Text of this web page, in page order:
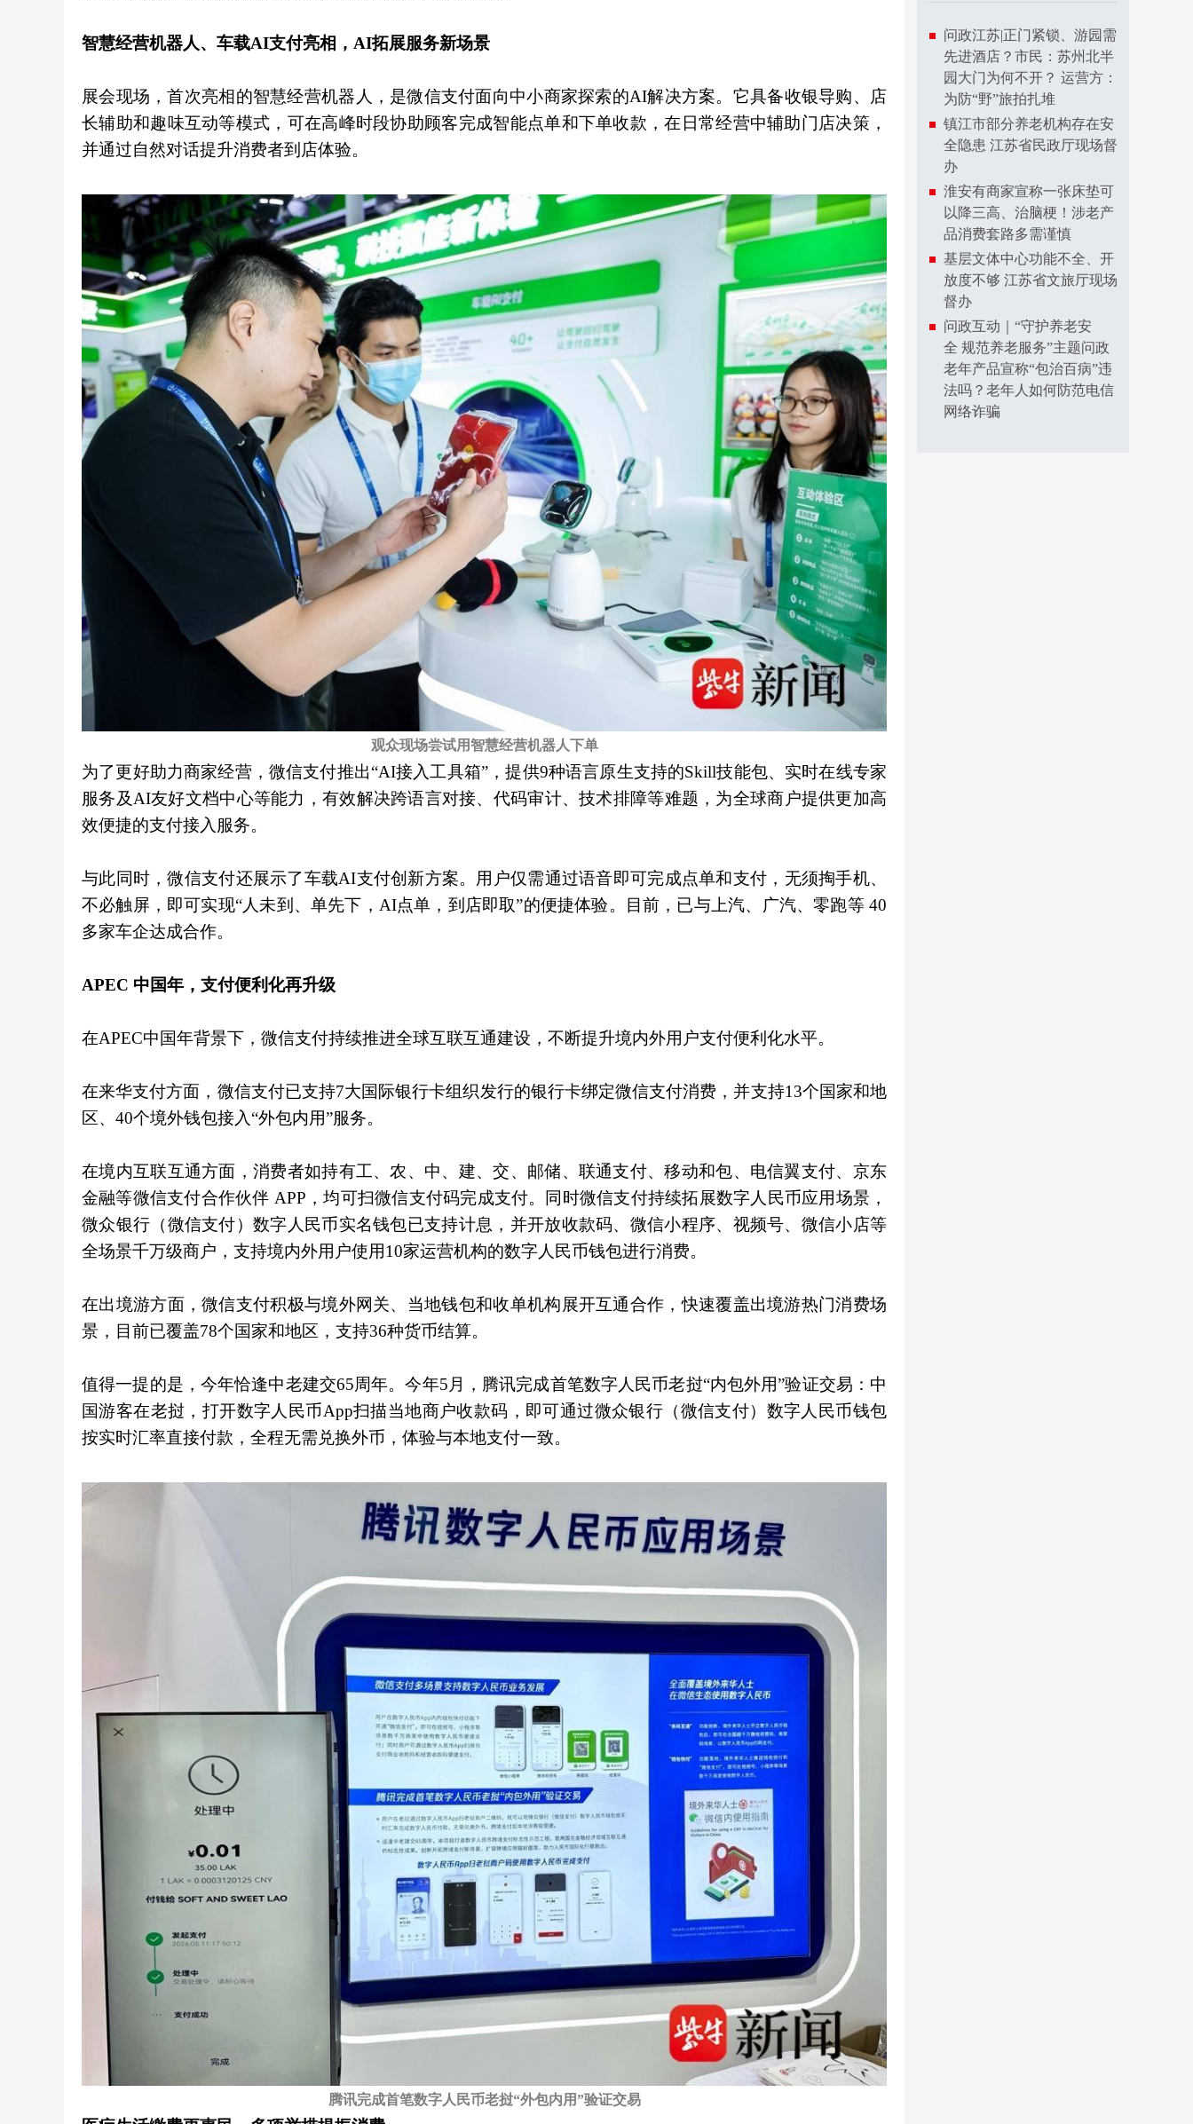
智慧经营机器人、车载AI支付亮相，AI拓展服务新场景
展会现场，首次亮相的智慧经营机器人，是微信支付面向中小商家探索的AI解决方案。它具备收银导购、店
长辅助和趣味互动等模式，可在高峰时段协助顾客完成智能点单和下单收款，在日常经营中辅助门店决策，
并通过自然对话提升消费者到店体验。
观众现场尝试用智慧经营机器人下单
为了更好助力商家经营，微信支付推出“AI接入工具箱”，提供9种语言原生支持的Skill技能包、实时在线专家
服务及AI友好文档中心等能力，有效解决跨语言对接、代码审计、技术排障等难题，为全球商户提供更加高
效便捷的支付接入服务。
与此同时，微信支付还展示了车载AI支付创新方案。用户仅需通过语音即可完成点单和支付，无须掏手机、
不必触屏，即可实现“人未到、单先下，AI点单，到店即取”的便捷体验。目前，已与上汽、广汽、零跑等 40
多家车企达成合作。
APEC 中国年，支付便利化再升级
在APEC中国年背景下，微信支付持续推进全球互联互通建设，不断提升境内外用户支付便利化水平。
在来华支付方面，微信支付已支持7大国际银行卡组织发行的银行卡绑定微信支付消费，并支持13个国家和地
区、40个境外钱包接入“外包内用”服务。
在境内互联互通方面，消费者如持有工、农、中、建、交、邮储、联通支付、移动和包、电信翼支付、京东
金融等微信支付合作伙伴 APP，均可扫微信支付码完成支付。同时微信支付持续拓展数字人民币应用场景，
微众银行（微信支付）数字人民币实名钱包已支持计息，并开放收款码、微信小程序、视频号、微信小店等
全场景千万级商户，支持境内外用户使用10家运营机构的数字人民币钱包进行消费。
在出境游方面，微信支付积极与境外网关、当地钱包和收单机构展开互通合作，快速覆盖出境游热门消费场
景，目前已覆盖78个国家和地区，支持36种货币结算。
值得一提的是，今年恰逢中老建交65周年。今年5月，腾讯完成首笔数字人民币老挝“内包外用”验证交易：中
国游客在老挝，打开数字人民币App扫描当地商户收款码，即可通过微众银行（微信支付）数字人民币钱包
按实时汇率直接付款，全程无需兑换外币，体验与本地支付一致。
腾讯完成首笔数字人民币老挝“外包内用”验证交易
问政江苏|正门紧锁、游园需
先进酒店？市民：苏州北半
园大门为何不开？ 运营方：
为防“野”旅拍扎堆
镇江市部分养老机构存在安
全隐患 江苏省民政厅现场督
办
淮安有商家宣称一张床垫可
以降三高、治脑梗！涉老产
品消费套路多需谨慎
基层文体中心功能不全、开
放度不够 江苏省文旅厅现场
督办
问政互动｜“守护养老安
全 规范养老服务”主题问政
老年产品宣称“包治百病”违
法吗？老年人如何防范电信
网络诈骗